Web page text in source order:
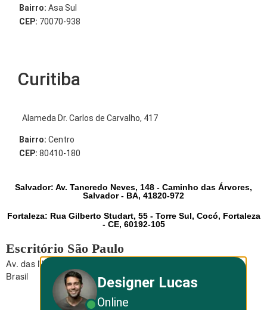
Bairro: Asa Sul
CEP: 70070-938
Curitiba
Alameda Dr. Carlos de Carvalho, 417
Bairro: Centro
CEP: 80410-180
Salvador: Av. Tancredo Neves, 148 - Caminho das Árvores,
Salvador - BA, 41820-972
Fortaleza: Rua Gilberto Studart, 55 - Torre Sul, Cocó, Fortaleza
- CE, 60192-105
Escritório São Paulo
Av. das Nações Unidas, 12.495 - Brooklin - São Paulo - SP -
Brasil
Designer Lucas
Online